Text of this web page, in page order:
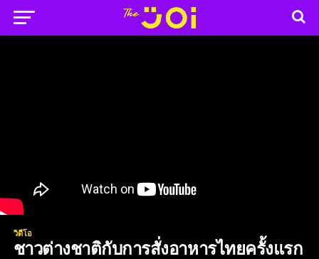
วิดีโอ
ชาวต่างชาติกับการสั่งอาหารไทยครั้งแรก